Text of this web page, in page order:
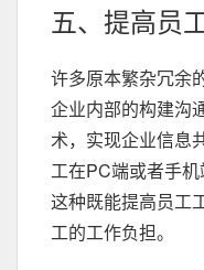
五、提高员
许多原本繁杂冗余
企业内部的构建沟
术，实现企业信息
工在PC端或者手机
这种既能提高员工
工的工作负担。